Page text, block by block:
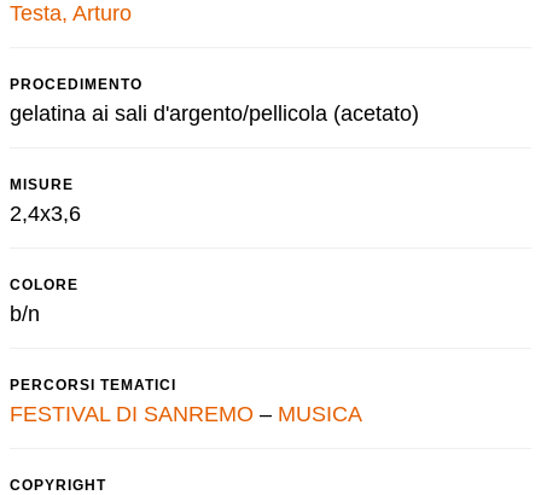
Testa, Arturo
PROCEDIMENTO
gelatina ai sali d'argento/pellicola (acetato)
MISURE
2,4x3,6
COLORE
b/n
PERCORSI TEMATICI
FESTIVAL DI SANREMO – MUSICA
COPYRIGHT